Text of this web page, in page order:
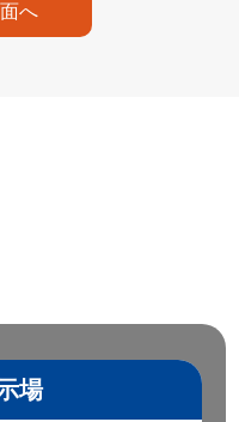
へ
場